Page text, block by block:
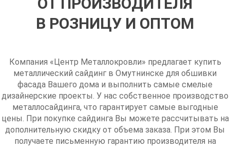
В РОЗНИЦУ И ОПТОМ
Компания «Центр Металлокровли» предлагает купить
металлический сайдинг в Омутнинске для обшивки
фасада Вашего дома и выполнить самые смелые
дизайнерские проекты. У нас собственное производство
металлосайдинга, что гарантирует самые выгодные
цены. При покупке сайдинга Вы можете рассчитывать на
дополнительную скидку от объема заказа. При этом Вы
получаете письменную гарантию производителя на